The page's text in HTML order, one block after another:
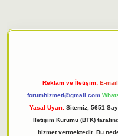
Reklam ve İletişim: E-
forumhizmeti@gmail.com
Yasal Uyarı: Sitemiz, 5651
İletişim Kurumu (BTK)
hizmet vermektedir. Bu